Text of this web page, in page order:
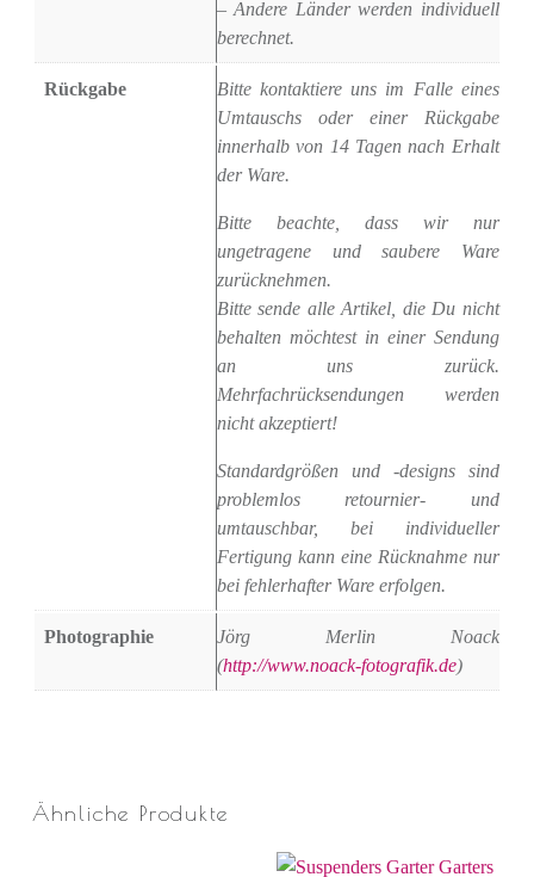
– Andere Länder werden individuell
berechnet.
Rückgabe
Bitte kontaktiere uns im Falle eines
Umtauschs oder einer Rückgabe
innerhalb von 14 Tagen nach Erhalt
der Ware.
Bitte beachte, dass wir nur
ungetragene und saubere Ware
zurücknehmen.
Bitte sende alle Artikel, die Du nicht
behalten möchtest in einer Sendung
an uns zurück.
Mehrfachrücksendungen werden
nicht akzeptiert!
Standardgrößen und -designs sind
problemlos retournier- und
umtauschbar, bei individueller
Fertigung kann eine Rücknahme nur
bei fehlerhafter Ware erfolgen.
Photographie
Jörg Merlin Noack
(http://www.noack-fotografik.de)
Ähnliche Produkte